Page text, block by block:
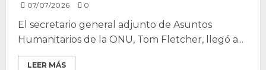
07/07/2026 0
El secretario general adjunto de Asuntos
Humanitarios de la ONU, Tom Fletcher, llegó a...
LEER MÁS